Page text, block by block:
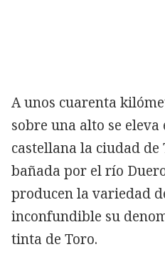
A unos cuarenta
sobre una alto se eleva
castellana la ciudad
bañada por el río
producen la variedad
inconfundible su
tinta de Toro.